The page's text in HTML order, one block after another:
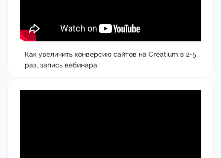
Как увеличить конверсию сайтов на Creatium в 2-5
раз, запись вебинара